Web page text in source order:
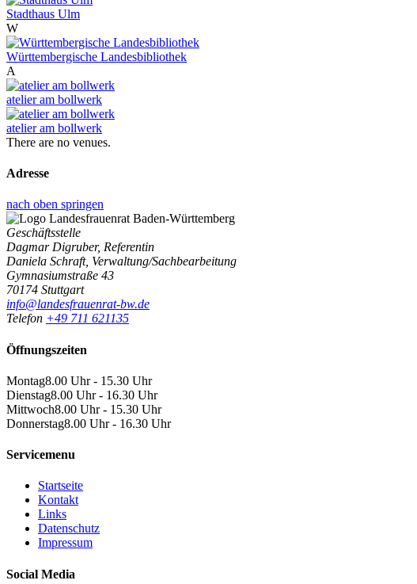
Stadthaus Ulm
W
Württembergische Landesbibliothek
A
atelier am bollwerk
atelier am bollwerk
There are no venues.
Adresse
nach oben springen
Geschäftsstelle
Dagmar Digruber, Referentin
Daniela Schraft, Verwaltung/Sachbearbeitung
Gymnasiumstraße 43
70174 Stuttgart
info@landesfrauenrat-bw.de
Telefon +49 711 621135
Öffnungszeiten
Montag8.00 Uhr - 15.30 Uhr
Dienstag8.00 Uhr - 16.30 Uhr
Mittwoch8.00 Uhr - 15.30 Uhr
Donnerstag8.00 Uhr - 16.30 Uhr
Servicemenu
Startseite
Kontakt
Links
Datenschutz
Impressum
Social Media